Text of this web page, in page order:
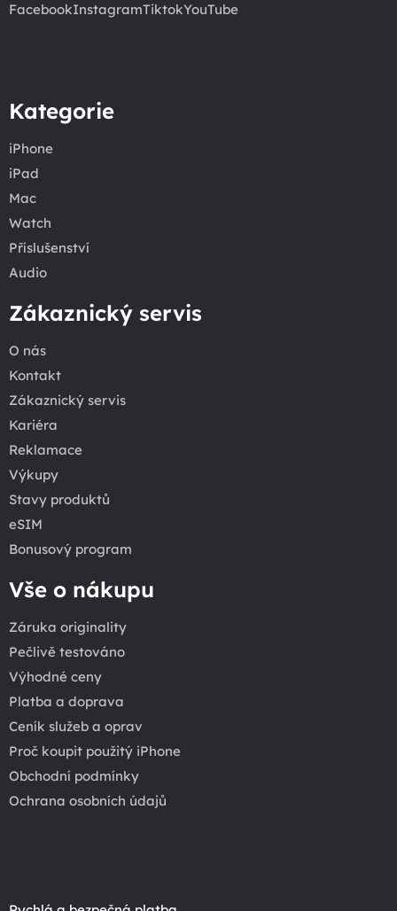
FacebookInstagramTiktokYouTube
Kategorie
iPhone
iPad
Mac
Watch
Příslušenství
Audio
Zákaznický servis
O nás
Kontakt
Zákaznický servis
Kariéra
Reklamace
Výkupy
Stavy produktů
eSIM
Bonusový program
Vše o nákupu
Záruka originality
Pečlivě testováno
Výhodné ceny
Platba a doprava
Ceník služeb a oprav
Proč koupit použitý iPhone
Obchodní podmínky
Ochrana osobních údajů